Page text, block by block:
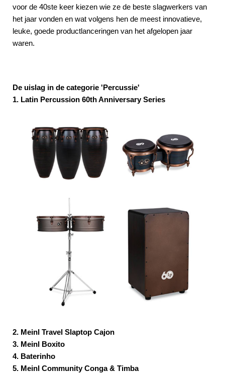
voor de 40ste keer kiezen wie ze de beste slagwerkers van
het jaar vonden en wat volgens hen de meest innovatieve,
leuke, goede productlanceringen van het afgelopen jaar
waren.
De uislag in de categorie 'Percussie'
1. Latin Percussion 60th Anniversary Series
2. Meinl Travel Slaptop Cajon
3. Meinl Boxito
4. Baterinho
5. Meinl Community Conga & Timba